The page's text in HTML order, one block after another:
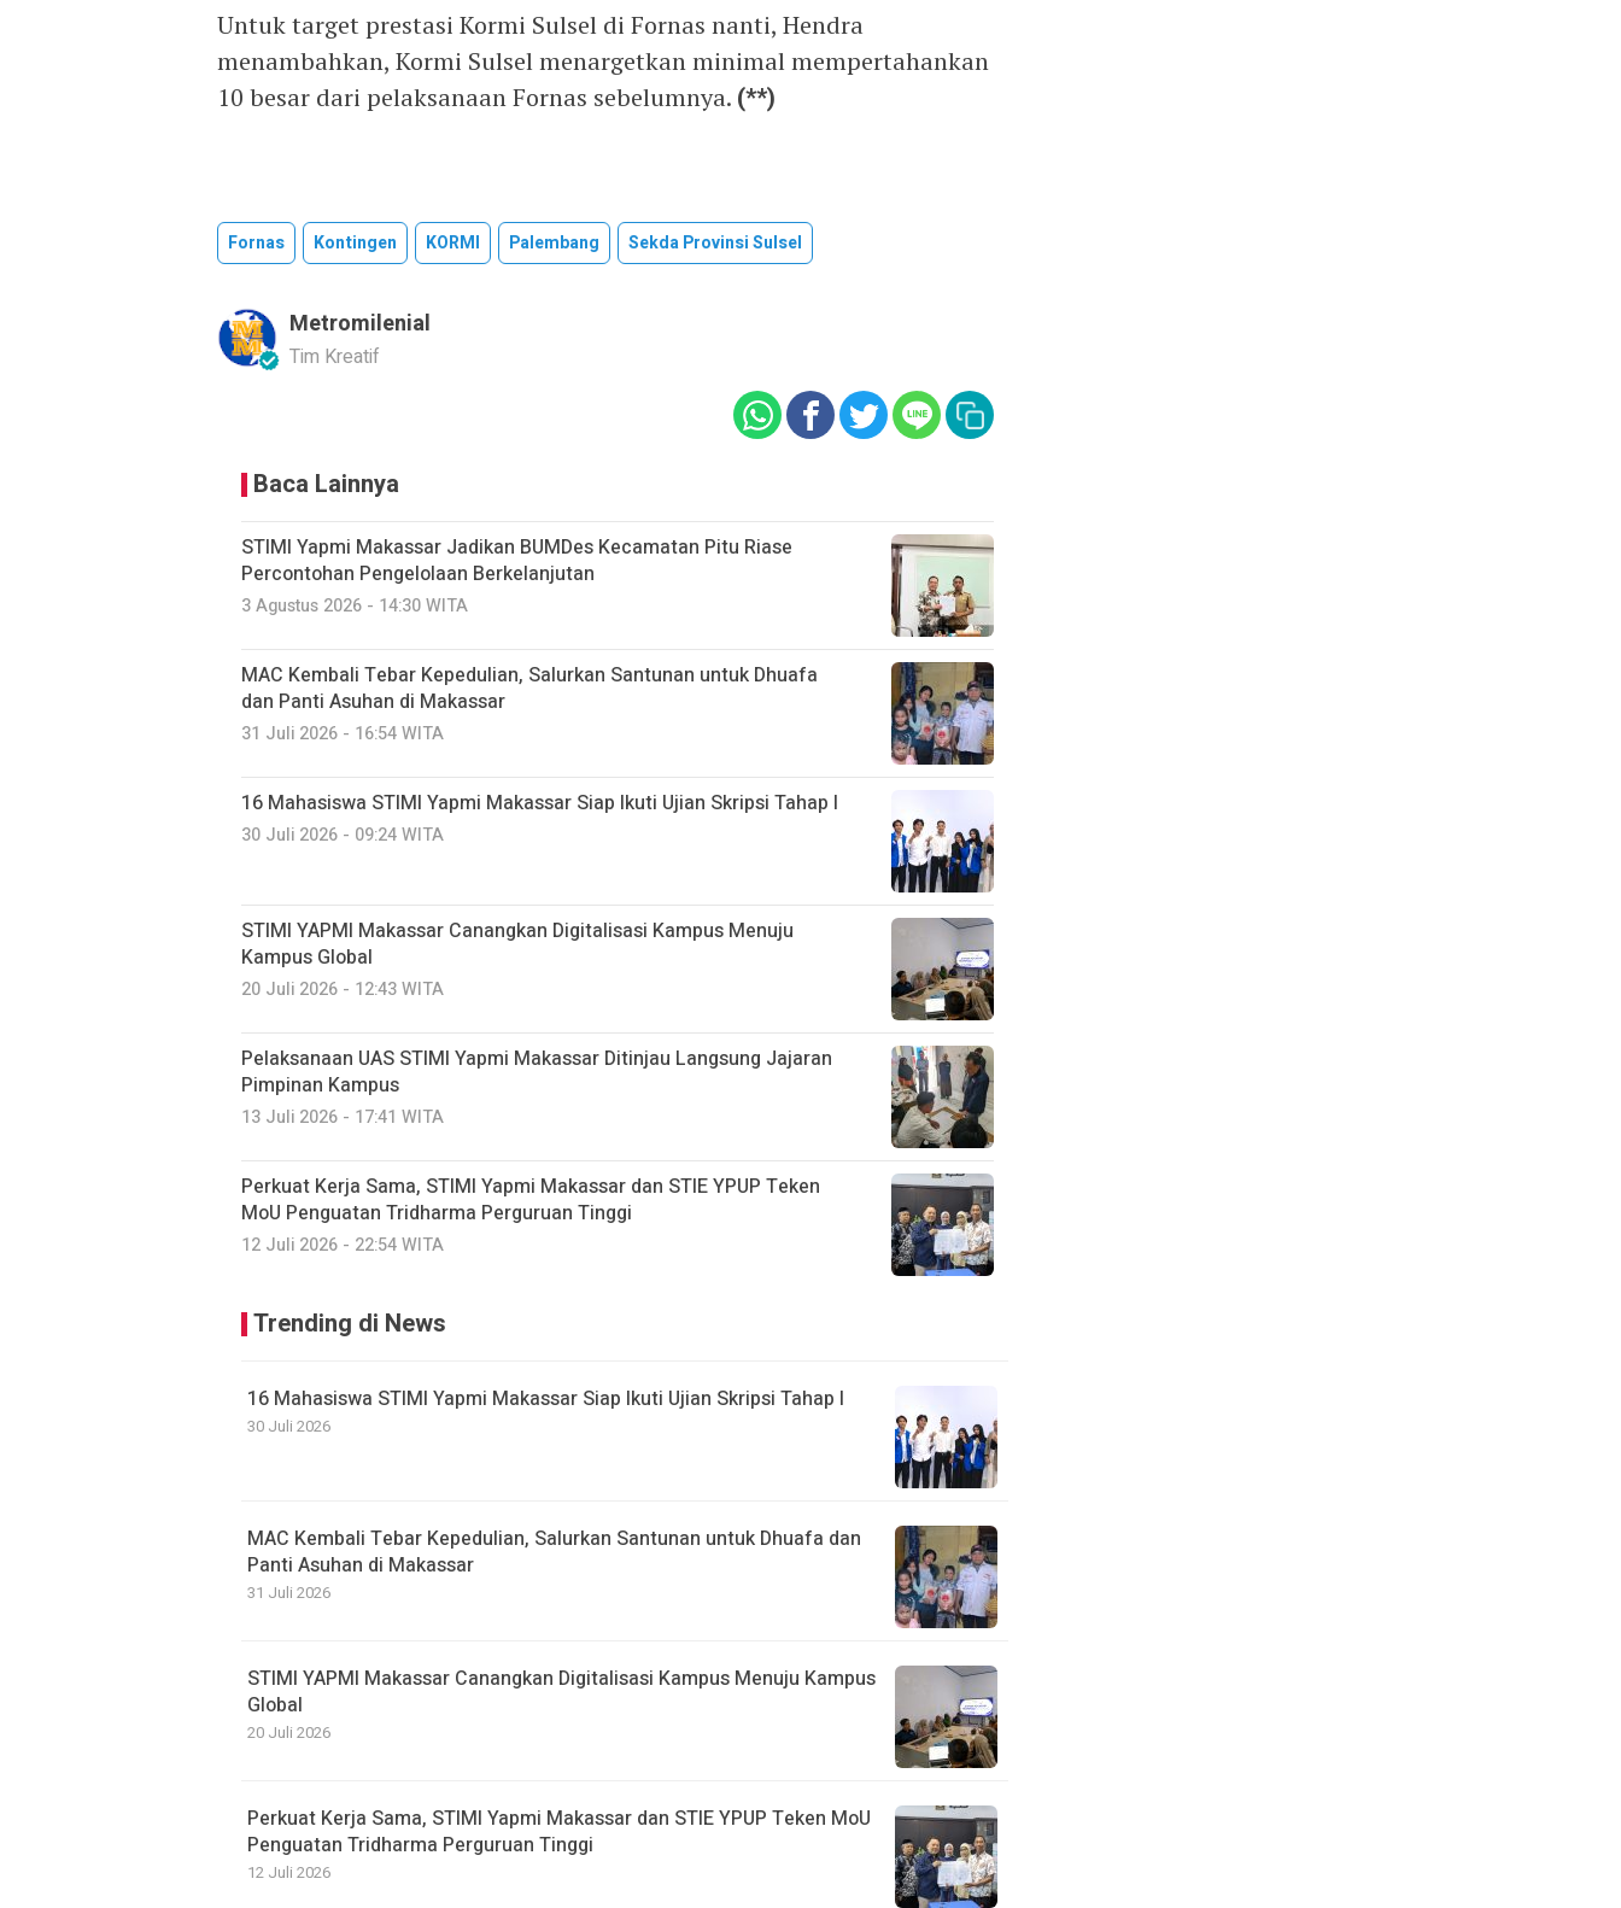
Untuk target prestasi Kormi Sulsel di Fornas nanti, Hendra
menambahkan, Kormi Sulsel menargetkan minimal mempertahankan
10 besar dari pelaksanaan Fornas sebelumnya. (**)
Fornas Kontingen KORMI Palembang Sekda Provinsi Sulsel
Metromilenial
Tim Kreatif
Baca Lainnya
STIMI Yapmi Makassar Jadikan BUMDes Kecamatan Pitu Riase
Percontohan Pengelolaan Berkelanjutan
3 Agustus 2026 - 14:30 WITA
MAC Kembali Tebar Kepedulian, Salurkan Santunan untuk Dhuafa
dan Panti Asuhan di Makassar
31 Juli 2026 - 16:54 WITA
16 Mahasiswa STIMI Yapmi Makassar Siap Ikuti Ujian Skripsi Tahap I
30 Juli 2026 - 09:24 WITA
STIMI YAPMI Makassar Canangkan Digitalisasi Kampus Menuju
Kampus Global
20 Juli 2026 - 12:43 WITA
Pelaksanaan UAS STIMI Yapmi Makassar Ditinjau Langsung Jajaran
Pimpinan Kampus
13 Juli 2026 - 17:41 WITA
Perkuat Kerja Sama, STIMI Yapmi Makassar dan STIE YPUP Teken
MoU Penguatan Tridharma Perguruan Tinggi
12 Juli 2026 - 22:54 WITA
Trending di News
16 Mahasiswa STIMI Yapmi Makassar Siap Ikuti Ujian Skripsi Tahap I
30 Juli 2026
MAC Kembali Tebar Kepedulian, Salurkan Santunan untuk Dhuafa dan
Panti Asuhan di Makassar
31 Juli 2026
STIMI YAPMI Makassar Canangkan Digitalisasi Kampus Menuju Kampus
Global
20 Juli 2026
Perkuat Kerja Sama, STIMI Yapmi Makassar dan STIE YPUP Teken MoU
Penguatan Tridharma Perguruan Tinggi
12 Juli 2026